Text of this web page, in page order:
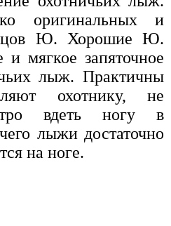
оригинальных и
Ю. Хорошие Ю.
и мягкое запяточное
лыж. Практичны
охотнику, не
вдеть ногу в
лыжи достаточно
на ноге.